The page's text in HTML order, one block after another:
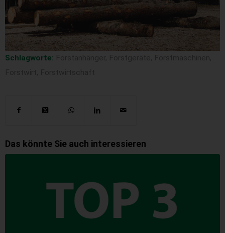
Schlagworte:
Das könnte Sie auch interessieren